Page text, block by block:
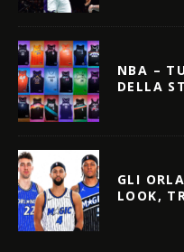
NBA –
DELLA
GLI
LOOK,